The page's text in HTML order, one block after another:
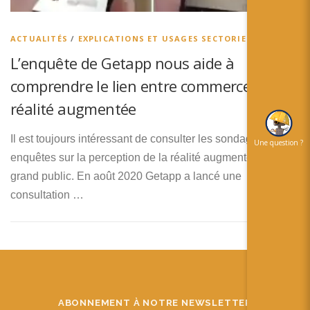
Español
ACTUALITÉS / EXPLICATIONS ET USAGES SECTORIELS
L’enquête de Getapp nous aide à
comprendre le lien entre commerce et
réalité augmentée
Il est toujours intéressant de consulter les sondages et les
enquêtes sur la perception de la réalité augmentée par le
grand public. En août 2020 Getapp a lancé une
consultation …
ABONNEMENT À NOTRE NEWSLETTER
Une question ?